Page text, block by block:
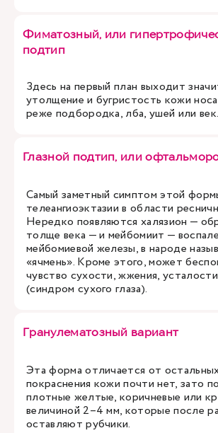
Фиматозный, или
подтип
Здесь на первый план выходит
утолщение и бугристость кожи
реже подбородка, лба, ушей или век.
Глазной подтип, или
Самый заметный симптом этой
телеангиоэктазии в области
Нередко появляются халязион —
толще века — и мейбомиит —
мейбомиевой железы, в народе
«ячмень». Кроме этого, может
чувство сухости, жжения, усталости
(синдром сухого глаза).
Гранулематозный вариант
Эта форма отличается от
покраснения кожи почти нет, зато
плотные желтые, коричневые или
величиной 2–4 мм, которые после
оставляют рубчики.